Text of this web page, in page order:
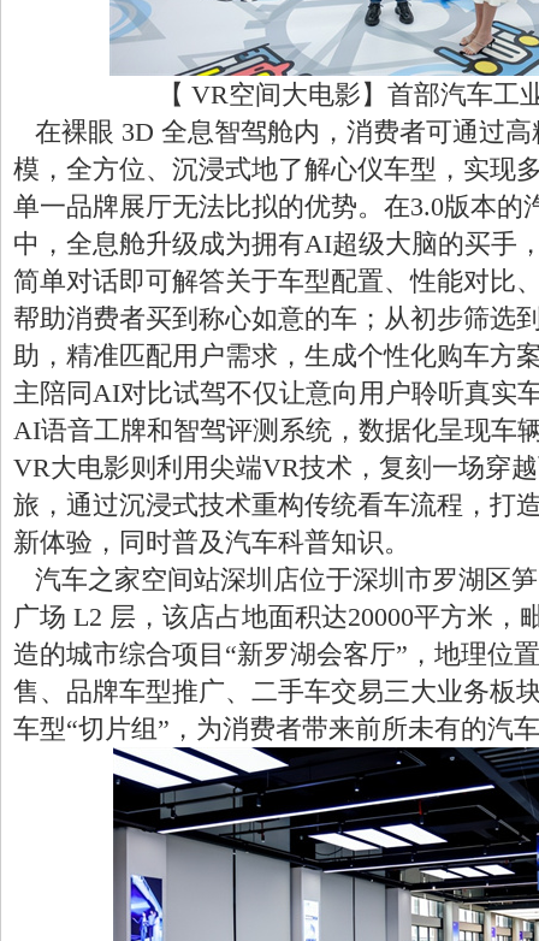
【 VR空间大电影】首部汽车工
在裸眼 3D 全息智驾舱内，消费者可通过高
模，全方位、沉浸式地了解心仪车型，实现
单一品牌展厅无法比拟的优势。在3.0版本的
中，全息舱升级成为拥有AI超级大脑的买手
简单对话即可解答关于车型配置、性能对比
帮助消费者买到称心如意的车；从初步筛选
助，精准匹配用户需求，生成个性化购车方
主陪同AI对比试驾不仅让意向用户聆听真实
AI语音工牌和智驾评测系统，数据化呈现车
VR大电影则利用尖端VR技术，复刻一场穿
旅，通过沉浸式技术重构传统看车流程，打
新体验，同时普及汽车科普知识。
汽车之家空间站深圳店位于深圳市罗湖区
广场 L2 层，该店占地面积达20000平方米，
造的城市综合项目“新罗湖会客厅”，地理位
售、品牌车型推广、二手车交易三大业务板
车型“切片组”，为消费者带来前所未有的汽